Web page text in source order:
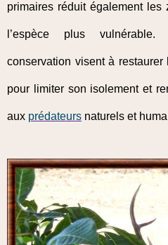
primaires réduit également les
l’espèce plus
conservation visent à
pour limiter son isolement et
aux prédateurs naturels et